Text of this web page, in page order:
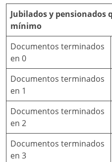
Jubilados y pensionados
mínimo
Documentos terminados
en 0
Documentos terminados
en 1
Documentos terminados
en 2
Documentos terminados
en 3